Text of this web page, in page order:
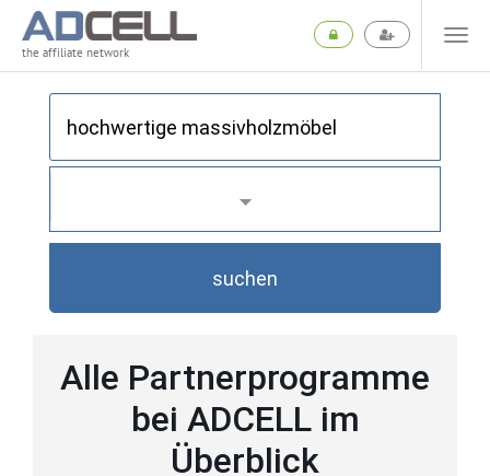
the affiliate network
suchen
Alle Partnerprogramme
bei ADCELL im
Überblick